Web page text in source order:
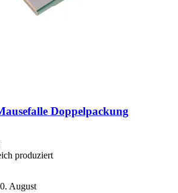
Doppelpackung
produziert
August